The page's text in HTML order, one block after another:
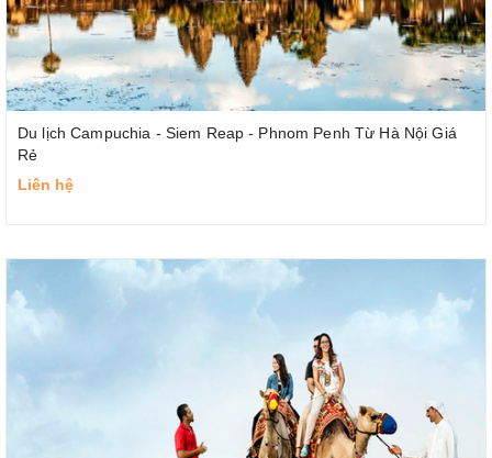
Du lịch Campuchia - Siem Reap - Phnom Penh Từ Hà Nội Giá
Rẻ
Liên hệ